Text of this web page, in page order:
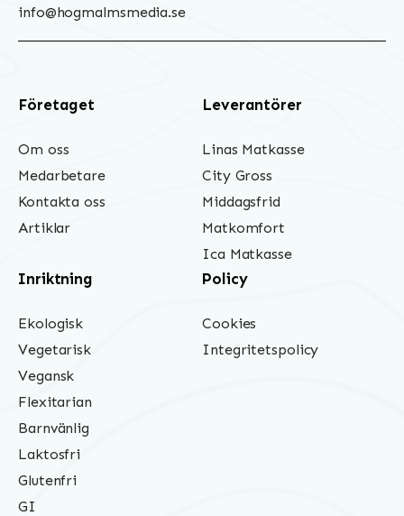
info@hogmalmsmedia.se
Företaget
Om oss
Medarbetare
Kontakta oss
Artiklar
Leverantörer
Linas Matkasse
City Gross
Middagsfrid
Matkomfort
Ica Matkasse
Inriktning
Ekologisk
Vegetarisk
Vegansk
Flexitarian
Barnvänlig
Laktosfri
Glutenfri
GI
Policy
Cookies
Integritetspolicy